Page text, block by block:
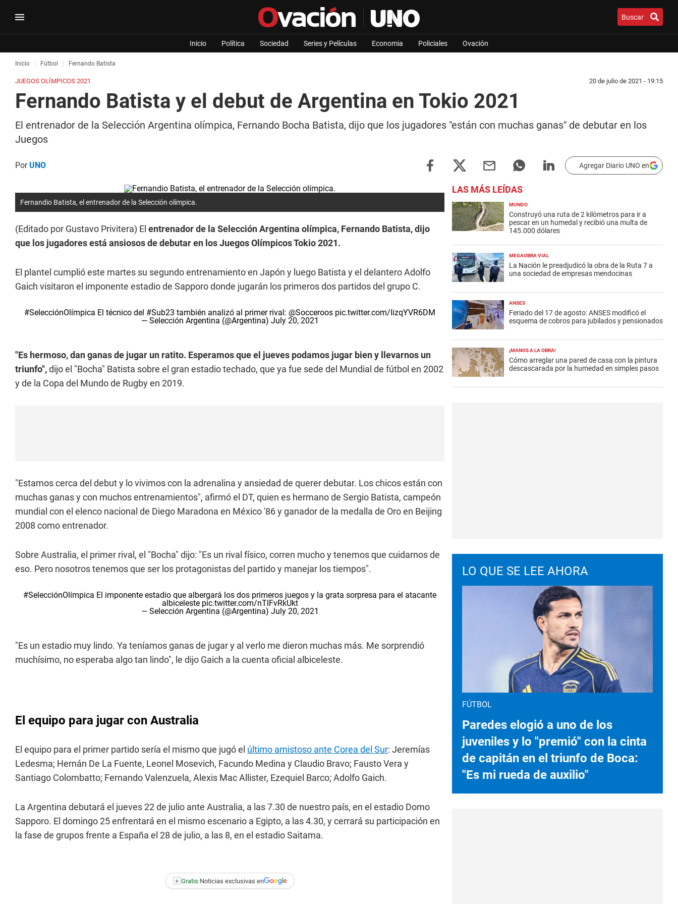
Buscar
Inicio Política Sociedad Series y Películas Economia Policiales Ovación
Inicio Fútbol Fernando Batista
JUEGOS OLÍMPICOS 2021 20 de julio de 2021 - 19:15
Fernando Batista y el debut de Argentina en Tokio 2021
El entrenador de la Selección Argentina olímpica, Fernando Bocha Batista, dijo que los jugadores "están con muchas ganas" de debutar en los
Juegos
PorUNO Agregar Diario UNO en
Fernandio Batista, el entrenador de la Selección olímpica.
(Editado por Gustavo Privitera) El entrenador de la Selección Argentina olímpica, Fernando Batista, dijo
que los jugadores está ansiosos de debutar en los Juegos Olímpicos Tokio 2021.
El plantel cumplió este martes su segundo entrenamiento en Japón y luego Batista y el delantero Adolfo
Gaich visitaron el imponente estadio de Sapporo donde jugarán los primeros dos partidos del grupo C.
#SelecciónOlímpica El técnico del #Sub23 también analizó al primer rival: @Socceroos pic.twitter.com/IizqYVR6DM
— Selección Argentina (@Argentina) July 20, 2021
"Es hermoso, dan ganas de jugar un ratito. Esperamos que el jueves podamos jugar bien y llevarnos un
triunfo",dijo el "Bocha" Batista sobre el gran estadio techado, que ya fue sede del Mundial de fútbol en 2002
y de la Copa del Mundo de Rugby en 2019.
"Estamos cerca del debut y lo vivimos con la adrenalina y ansiedad de querer debutar. Los chicos están con
muchas ganas y con muchos entrenamientos", afirmó el DT, quien es hermano de Sergio Batista, campeón
mundial con el elenco nacional de Diego Maradona en México '86 y ganador de la medalla de Oro en Beijing
2008 como entrenador.
Sobre Australia, el primer rival, el "Bocha" dijo: "Es un rival físico, corren mucho y tenemos que cuidarnos de
eso. Pero nosotros tenemos que ser los protagonistas del partido y manejar los tiempos".
#SelecciónOlímpica El imponente estadio que albergará los dos primeros juegos y la grata sorpresa para el atacante
albiceleste pic.twitter.com/nTlFvRkUkt
— Selección Argentina (@Argentina) July 20, 2021
"Es un estadio muy lindo. Ya teníamos ganas de jugar y al verlo me dieron muchas más. Me sorprendió
muchísimo, no esperaba algo tan lindo", le dijo Gaich a la cuenta oficial albiceleste.
El equipo para jugar con Australia
El equipo para el primer partido sería el mismo que jugó el último amistoso ante Corea del Sur: Jeremías
Ledesma; Hernán De La Fuente, Leonel Mosevich, Facundo Medina y Claudio Bravo; Fausto Vera y
Santiago Colombatto; Fernando Valenzuela, Alexis Mac Allister, Ezequiel Barco; Adolfo Gaich.
La Argentina debutará el jueves 22 de julio ante Australia, a las 7.30 de nuestro país, en el estadio Domo
Sapporo. El domingo 25 enfrentará en el mismo escenario a Egipto, a las 4.30, y cerrará su participación en
la fase de grupos frente a España el 28 de julio, a las 8, en el estadio Saitama.
+ Gratis:Noticias exclusivas en
LAS MÁS LEÍDAS
MUNDO
Construyó una ruta de 2 kilómetros para ir a
pescar en un humedal y recibió una multa de
145.000 dólares
MEGAOBRA VIAL
La Nación le preadjudicó la obra de la Ruta 7 a
una sociedad de empresas mendocinas
ANSES
Feriado del 17 de agosto: ANSES modificó el
esquema de cobros para jubilados y pensionados
¡MANOS A LA OBRA!
Cómo arreglar una pared de casa con la pintura
descascarada por la humedad en simples pasos
LO QUE SE LEE AHORA
FÚTBOL
Paredes elogió a uno de los
juveniles y lo "premió" con la cinta
de capitán en el triunfo de Boca:
"Es mi rueda de auxilio"